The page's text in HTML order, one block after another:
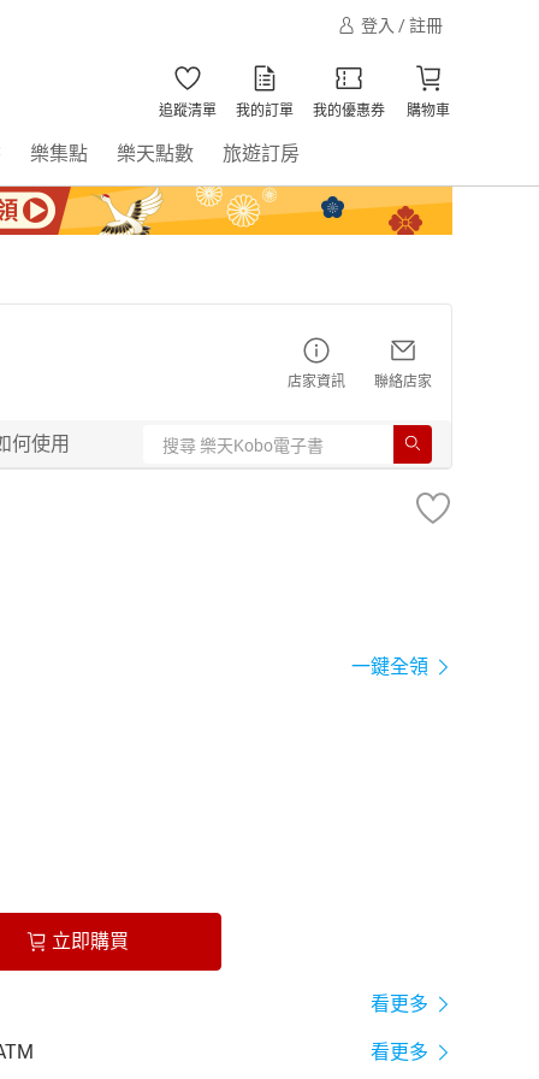
登入 / 註冊
追蹤清單 我的訂單 我的優惠券 購物車
樂集點 樂天點數 旅遊訂房
店家資訊 聯絡店家
何使用
一鍵全領
立即購買
看更多
看更多